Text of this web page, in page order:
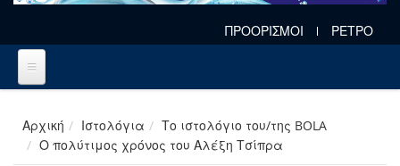
ΠΡΟΟΡΙΣΜΟΙ ΡΕΤΡΟ
Αρχική Ιστολόγια
Το ιστολόγιο του/της BOLA
Ο πολύτιμος χρόνος του Αλέξη Τσίπρα